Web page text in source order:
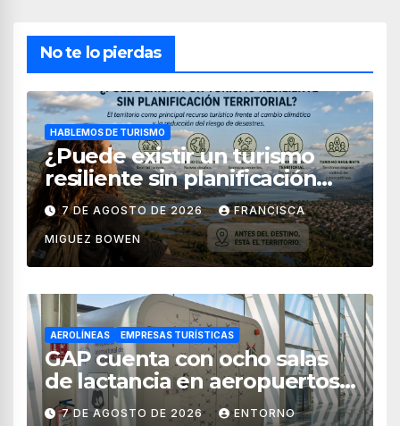
No te lo pierdas
HABLEMOS DE TURISMO
¿Puede existir un turismo
resiliente sin planificación
territorial?
7 DE AGOSTO DE 2026 FRANCISCA
MIGUEZ BOWEN
AEROLÍNEAS EMPRESAS TURÍSTICAS
GAP cuenta con ocho salas
de lactancia en aeropuertos
de México
7 DE AGOSTO DE 2026 ENTORNO